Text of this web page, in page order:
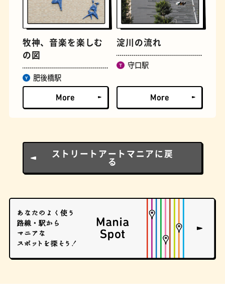
とうふ
おでん らせん階段
牧神、音楽を楽しむ
の図
肥後橋駅
淀川の流れ
守口駅
ストリートアートマニアに戻
る